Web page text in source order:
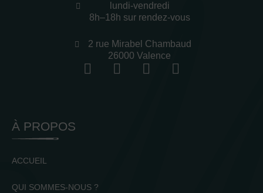
lundi-vendredi
8h–18h sur rendez-vous
2 rue Mirabel Chambaud
26000 Valence
À PROPOS
ACCUEIL
QUI SOMMES-NOUS ?